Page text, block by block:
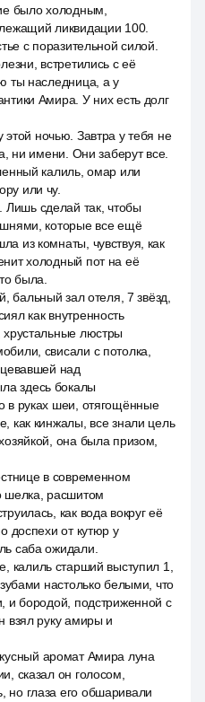
было холодным,
ликвидации 100.
с поразительной силой.
встретились с её
ты наследница, а у
Амира. У них есть долг
ночью. Завтра у тебя не
ни имени. Они заберут все.
калиль, омар или
или чу.
сделай так, чтобы
которые все ещё
из комнаты, чувствуя, как
холодный пот на её
была.
бальный зал отеля, 7 звёзд,
как внутренность
хрустальные люстры
свисали с потолка,
над
здесь бокалы
в руках шеи, отягощённые
как кинжалы, все знали цель
она была призом,
в современном
шелка, расшитом
как вода вокруг её
доспехи от кутюр у
саба ожидали.
калиль старший выступил 1,
настолько белыми, что
и бородой, подстриженной с
взял руку амиры и
аромат Амира луна
сказал он голосом,
но глаза его обшаривали